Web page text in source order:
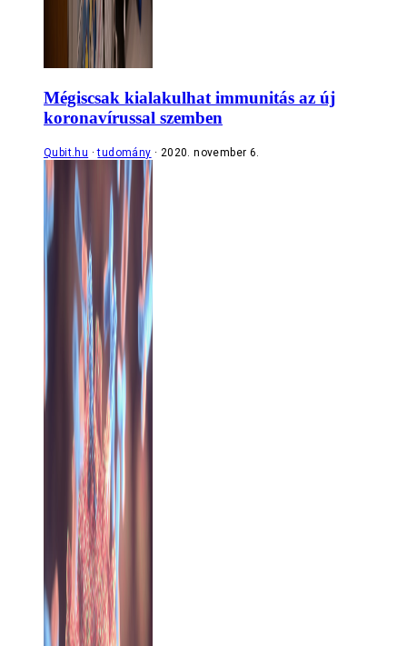
Mégiscsak kialakulhat immunitás az új
koronavírussal szemben
Qubit.hu tudomány 2020. november 6.